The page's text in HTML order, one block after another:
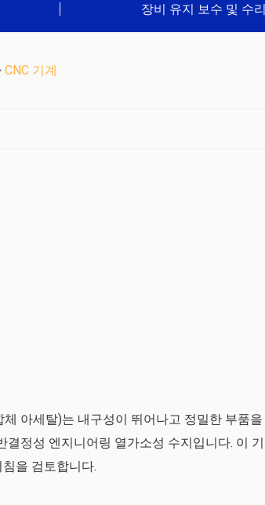
장비 유지 보수 및 수
CNC 기계
아세탈)는 내구성이 뛰어나고 정밀한 부품을
결정성 엔지니어링 열가소성 수지입니다. 이 기
을 검토합니다.